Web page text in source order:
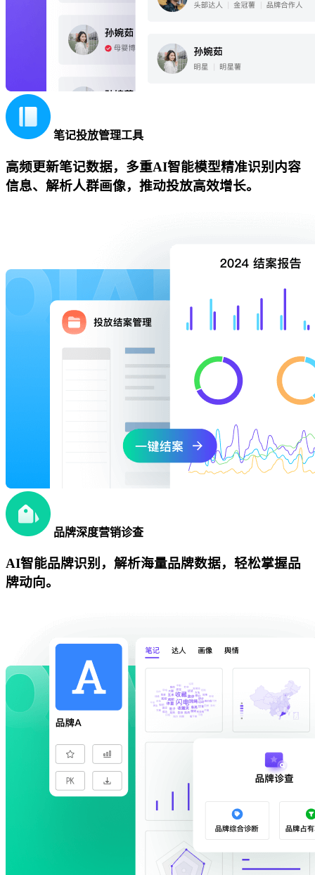
笔记投放管理工具
高频更新笔记数据，多重AI智能模型精准识别内容
信息、解析人群画像，推动投放高效增长。
品牌深度营销诊查
AI智能品牌识别，解析海量品牌数据，轻松掌握品
牌动向。